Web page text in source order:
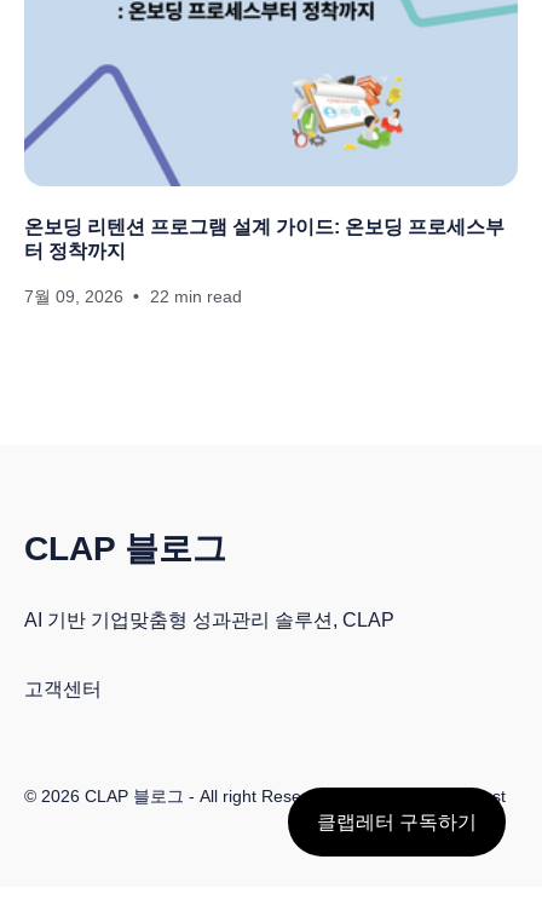
온보딩 리텐션 프로그램 설계 가이드: 온보딩 프로세스부
터 정착까지
7월 09, 2026 22 min read
CLAP 블로그
AI 기반 기업맞춤형 성과관리 솔루션, CLAP
고객센터
© 2026 CLAP 블로그 - All right Reserved. Published with Ghost
클랩레터 구독하기